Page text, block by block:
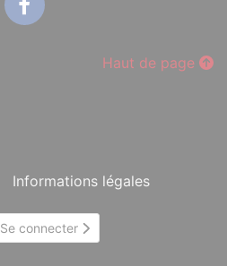
Haut de page
Informations légales
Se connecter